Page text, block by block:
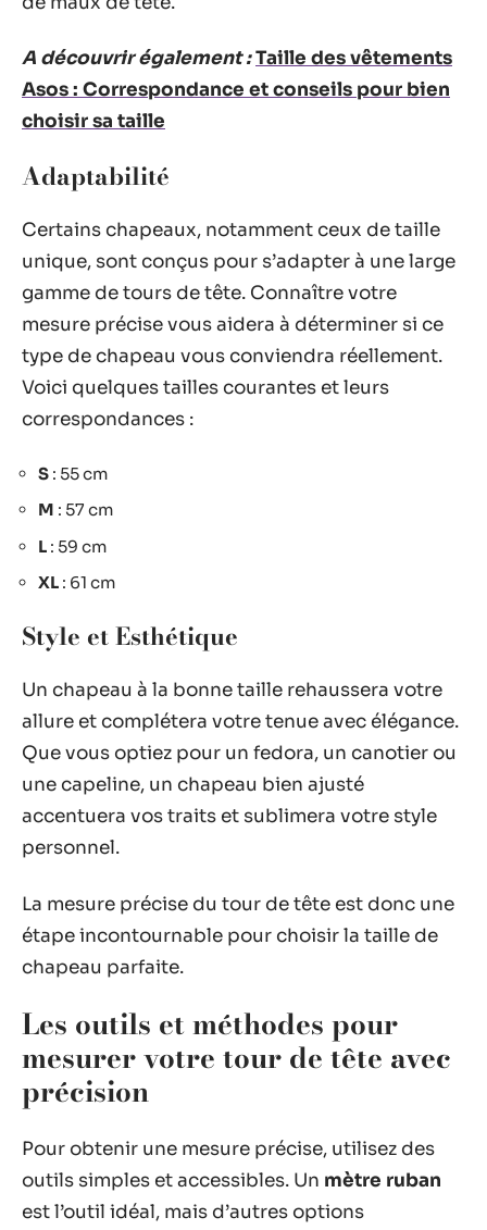
A découvrir également :Taille des vêtements
Asos : Correspondance et conseils pour bien
choisir sa taille
Adaptabilité
Certains chapeaux, notamment ceux de taille
unique, sont conçus pour s’adapter à une large
gamme de tours de tête. Connaître votre
mesure précise vous aidera à déterminer si ce
type de chapeau vous conviendra réellement.
Voici quelques tailles courantes et leurs
correspondances :
S : 55 cm
M : 57 cm
L : 59 cm
XL : 61 cm
Style et Esthétique
Un chapeau à la bonne taille rehaussera votre
allure et complétera votre tenue avec élégance.
Que vous optiez pour un fedora, un canotier ou
une capeline, un chapeau bien ajusté
accentuera vos traits et sublimera votre style
personnel.
La mesure précise du tour de tête est donc une
étape incontournable pour choisir la taille de
chapeau parfaite.
Les outils et méthodes pour
mesurer votre tour de tête avec
précision
Pour obtenir une mesure précise, utilisez des
outils simples et accessibles. Un mètre ruban
est l’outil idéal, mais d’autres options